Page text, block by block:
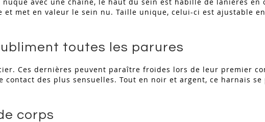
met en valeur le sein nu. Taille unique, celui-ci est ajustable
toutes les parures
Ces dernières peuvent paraître froides lors de leur premier
des plus sensuelles. Tout en noir et argent, ce harnais
corps